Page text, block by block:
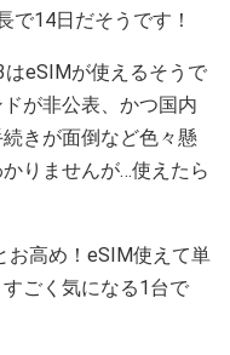
で14日だそうです！
はeSIMが使えるそうで
が非公表、かつ国内
きが面倒など色々懸
りませんが…使えたら
お高め！eSIM使えて単
ごく気になる1台で